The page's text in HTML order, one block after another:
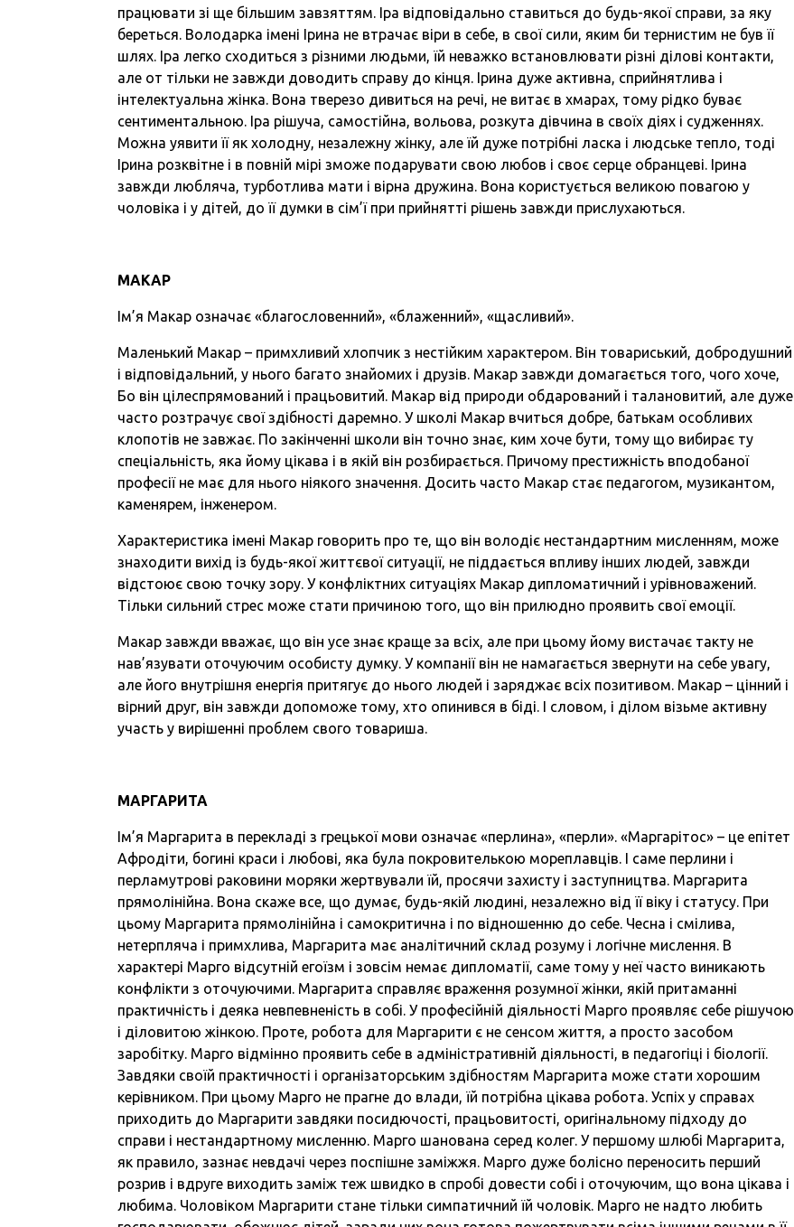
працювати зі ще більшим завзяттям. Іра відповідально ставиться до будь-якої справи, за яку
береться. Володарка імені Ірина не втрачає віри в себе, в свої сили, яким би тернистим не був її
шлях. Іра легко сходиться з різними людьми, їй неважко встановлювати різні ділові контакти,
але от тільки не завжди доводить справу до кінця. Ірина дуже активна, сприйнятлива і
інтелектуальна жінка. Вона тверезо дивиться на речі, не витає в хмарах, тому рідко буває
сентиментальною. Іра рішуча, самостійна, вольова, розкута дівчина в своїх діях і судженнях.
Можна уявити її як холодну, незалежну жінку, але їй дуже потрібні ласка і людське тепло, тоді
Ірина розквітне і в повній мірі зможе подарувати свою любов і своє серце обранцеві. Ірина
завжди любляча, турботлива мати і вірна дружина. Вона користується великою повагою у
чоловіка і у дітей, до її думки в сім’ї при прийнятті рішень завжди прислухаються.
МАКАР
Ім’я Макар означає «благословенний», «блаженний», «щасливий».
Маленький Макар – примхливий хлопчик з нестійким характером. Він товариський, добродушний
і відповідальний, у нього багато знайомих і друзів. Макар завжди домагається того, чого хоче,
Бо він цілеспрямований і працьовитий. Макар від природи обдарований і талановитий, але дуже
часто розтрачує свої здібності даремно. У школі Макар вчиться добре, батькам особливих
клопотів не завжає. По закінченні школи він точно знає, ким хоче бути, тому що вибирає ту
спеціальність, яка йому цікава і в якій він розбирається. Причому престижність вподобаної
професії не має для нього ніякого значення. Досить часто Макар стає педагогом, музикантом,
каменярем, інженером.
Характеристика імені Макар говорить про те, що він володіє нестандартним мисленням, може
знаходити вихід із будь-якої життєвої ситуації, не піддається впливу інших людей, завжди
відстоює свою точку зору. У конфліктних ситуаціях Макар дипломатичний і урівноважений.
Тільки сильний стрес може стати причиною того, що він прилюдно проявить свої емоції.
Макар завжди вважає, що він усе знає краще за всіх, але при цьому йому вистачає такту не
нав’язувати оточуючим особисту думку. У компанії він не намагається звернути на себе увагу,
але його внутрішня енергія притягує до нього людей і заряджає всіх позитивом. Макар – цінний і
вірний друг, він завжди допоможе тому, хто опинився в біді. І словом, і ділом візьме активну
участь у вирішенні проблем свого товариша.
МАРГАРИТА
Ім’я Маргарита в перекладі з грецької мови означає «перлина», «перли». «Маргарітос» – це епітет
Афродіти, богині краси і любові, яка була покровителькою мореплавців. І саме перлини і
перламутрові раковини моряки жертвували їй, просячи захисту і заступництва. Маргарита
прямолінійна. Вона скаже все, що думає, будь-якій людині, незалежно від її віку і статусу. При
цьому Маргарита прямолінійна і самокритична і по відношенню до себе. Чесна і смілива,
нетерпляча і примхлива, Маргарита має аналітичний склад розуму і логічне мислення. В
характері Марго відсутній егоїзм і зовсім немає дипломатії, саме тому у неї часто виникають
конфлікти з оточуючими. Маргарита справляє враження розумної жінки, якій притаманні
практичність і деяка невпевненість в собі. У професійній діяльності Марго проявляє себе рішучою
і діловитою жінкою. Проте, робота для Маргарити є не сенсом життя, а просто засобом
заробітку. Марго відмінно проявить себе в адміністративній діяльності, в педагогіці і біології.
Завдяки своїй практичності і організаторським здібностям Маргарита може стати хорошим
керівником. При цьому Марго не прагне до влади, їй потрібна цікава робота. Успіх у справах
приходить до Маргарити завдяки посидючості, працьовитості, оригінальному підходу до
справи і нестандартному мисленню. Марго шанована серед колег. У першому шлюбі Маргарита,
як правило, зазнає невдачі через поспішне заміжжя. Марго дуже болісно переносить перший
розрив і вдруге виходить заміж теж швидко в спробі довести собі і оточуючим, що вона цікава і
любима. Чоловіком Маргарити стане тільки симпатичний їй чоловік. Марго не надто любить